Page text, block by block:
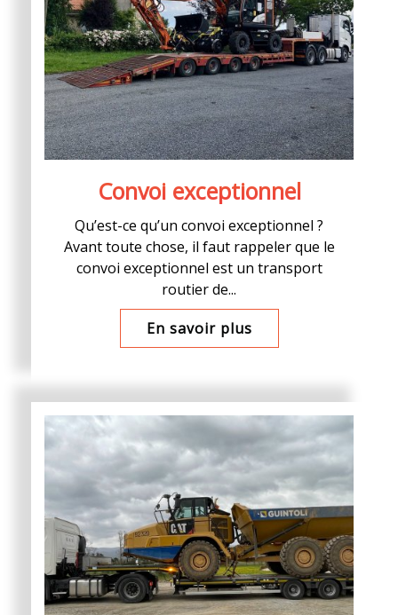
Convoi exceptionnel
Qu’est-ce qu’un convoi exceptionnel ?
Avant toute chose, il faut rappeler que le
convoi exceptionnel est un transport
routier de...
En savoir plus